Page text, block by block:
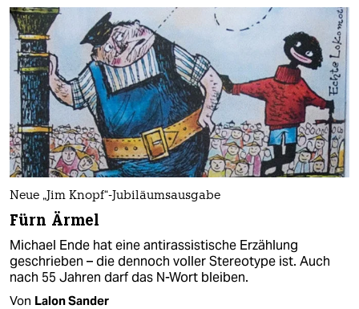
Neue „Jim Knopf“-Jubiläumsausgabe
Fürn Ärmel
Michael Ende hat eine antirassistische Erzählung
geschrieben – die dennoch voller Stereotype ist. Auch
nach 55 Jahren darf das N-Wort bleiben.
Von Lalon Sander